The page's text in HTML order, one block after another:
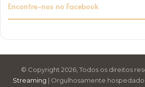
Encontre-nos no Facebook
© Copyright 2026, Todos os direitos
Streaming | Orgulhosamente